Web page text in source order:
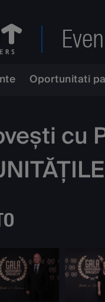
Oportunitati
cu